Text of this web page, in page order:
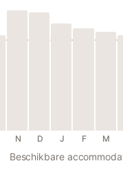
N D J F M
Beschikbare